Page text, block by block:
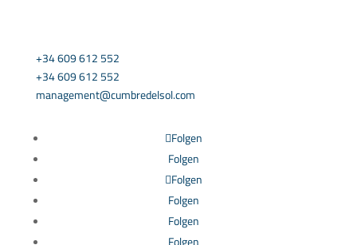
+34 609 612 552
+34 609 612 552
management@cumbredelsol.com
Folgen
Folgen
Folgen
Folgen
Folgen
Folgen